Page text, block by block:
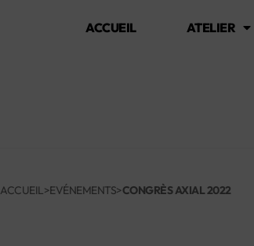
ACCUEIL ATELIER
ACCUEIL >EVÉNEMENTS>CONGRÈS AXIAL 2022